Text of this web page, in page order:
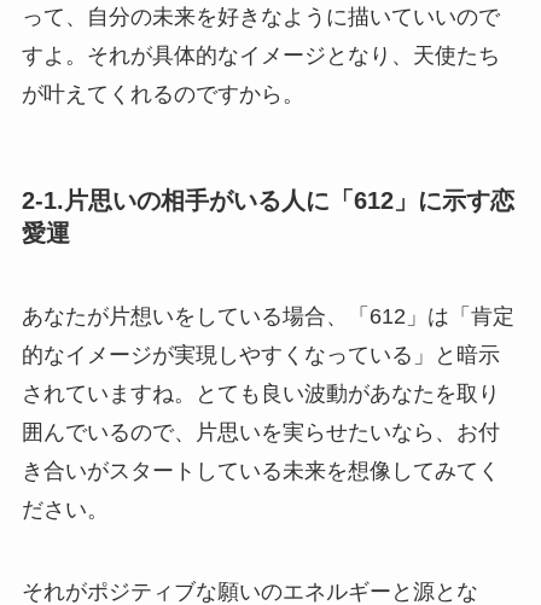
って、自分の未来を好きなように描いていいので
すよ。それが具体的なイメージとなり、天使たち
が叶えてくれるのですから。
2-1.片思いの相手がいる人に「612」に示す恋
愛運
あなたが片想いをしている場合、「612」は「肯定
的なイメージが実現しやすくなっている」と暗示
されていますね。とても良い波動があなたを取り
囲んでいるので、片思いを実らせたいなら、お付
き合いがスタートしている未来を想像してみてく
ださい。
それがポジティブな願いのエネルギーと源とな